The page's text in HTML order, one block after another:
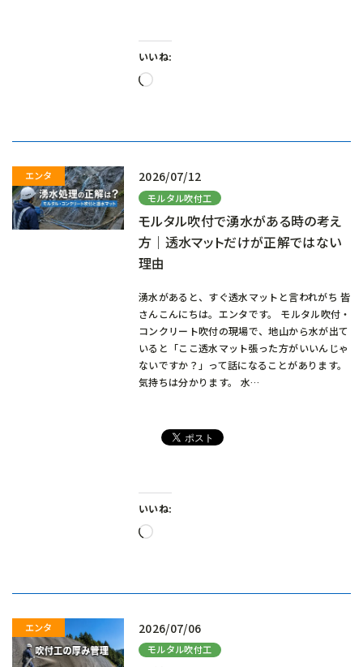
いいね:
読
2026/07/12
モルタル吹付工
モルタル吹付で湧水がある時の考え
方｜透水マットだけが正解ではない
理由
湧水があると、すぐ透水マットと言われがち 皆
さんこんにちは。エンタです。 モルタル吹付・
コンクリート吹付の現場で、地山から水が出て
いると「ここ透水マット張った方がいいんじゃ
ないですか？」って話になることがあります。
気持ちは分かります。 水…
いいね:
読
2026/07/06
モルタル吹付工